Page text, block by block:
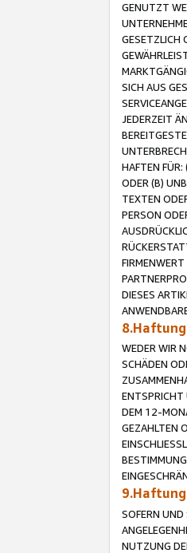
GENUTZT
GESETZLICH
SICH AUS
JEDERZEIT
HAFTEN FÜR:
ODER (B)
TEXTEN
PERSON
DIESES
WEDER WIR
SCHÄDEN
ENTSPRICHT
DEM 12-
GEZAHLTEN
SOFERN
NUTZUNG